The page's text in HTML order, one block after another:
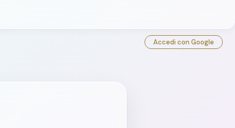
Accedi con Google